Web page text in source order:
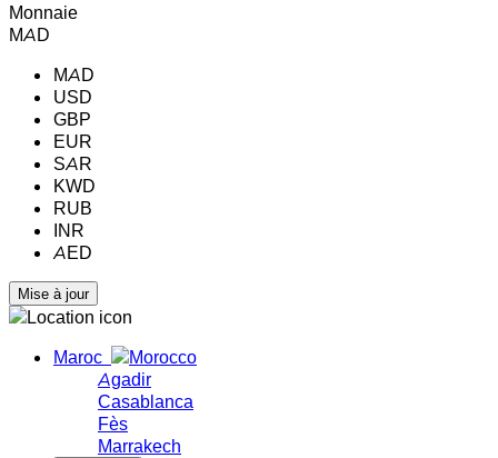
Monnaie
MAD
MAD
USD
GBP
EUR
SAR
KWD
RUB
INR
AED
Maroc
Agadir
Casablanca
Fès
Marrakech